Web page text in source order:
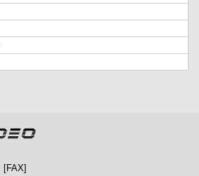
[FAX]